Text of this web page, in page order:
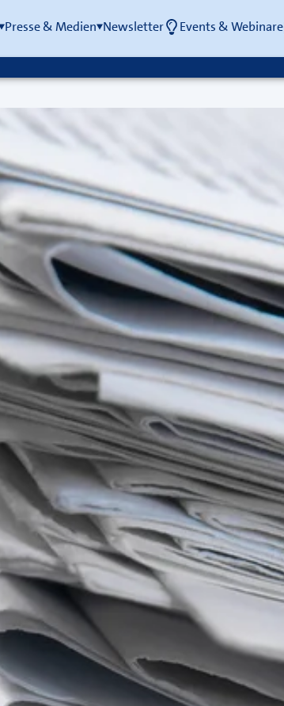
Presse & Medien Newsletter Events & Webinare